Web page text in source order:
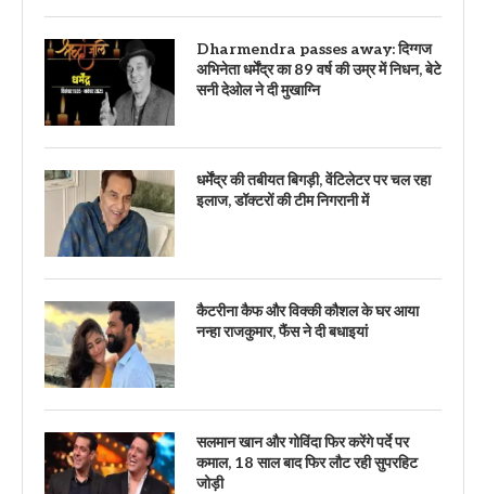
Dharmendra passes away: दिग्गज
अभिनेता धर्मेंद्र का 89 वर्ष की उम्र में निधन, बेटे
सनी देओल ने दी मुखाग्नि
धर्मेंद्र की तबीयत बिगड़ी, वेंटिलेटर पर चल रहा
इलाज, डॉक्टरों की टीम निगरानी में
कैटरीना कैफ और विक्की कौशल के घर आया
नन्हा राजकुमार, फैंस ने दी बधाइयां
सलमान खान और गोविंदा फिर करेंगे पर्दे पर
कमाल, 18 साल बाद फिर लौट रही सुपरहिट
जोड़ी